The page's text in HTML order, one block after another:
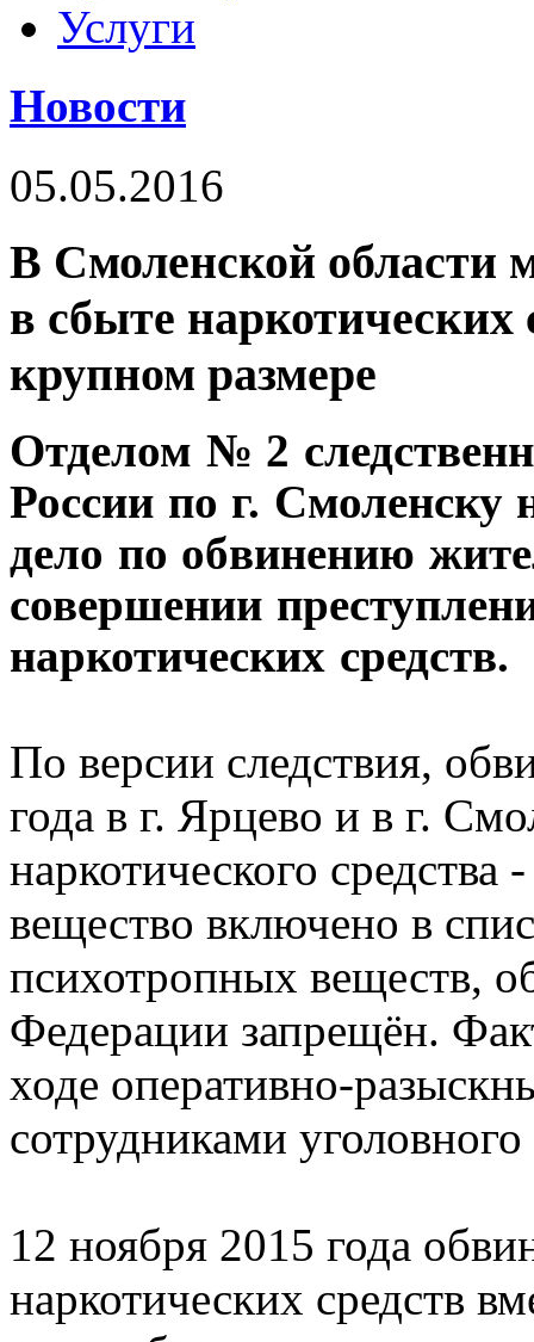
Услуги
Новости
05.05.2016
В Смоленской области
в сбыте наркотических
крупном размере
Отделом № 2
России по г. Смоленску
дело по обвинению
совершении
наркотических средств.
По версии следствия,
года в г. Ярцево и в г.
наркотического
вещество включено в
психотропных веществ,
Федерации запрещён.
ходе оперативно-
сотрудниками
12 ноября 2015 года
наркотических средств